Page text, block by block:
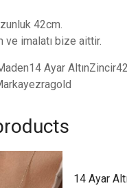
42cm.
ve imalatı bize aittir.
Ayar AltınZincir42
14 Ayar